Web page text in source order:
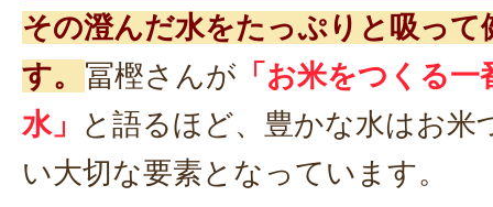
その澄んだ水をたっぷりと吸って
す。 冨樫さんが 「お米をつくる
水」
と語るほど、豊かな水はお米
い大切な要素となっています。